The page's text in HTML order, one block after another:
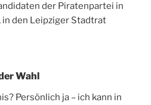
der Piratenpartei in
in den Leipziger Stadtrat
Wahl
Persönlich ja – ich kann in